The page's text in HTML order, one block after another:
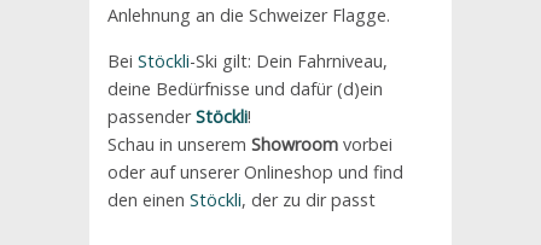
Anlehnung an die Schweizer Flagge.
Bei Stöckli-Ski gilt: Dein Fahrniveau,
deine Bedürfnisse und dafür (d)ein
passenderStöckli!
Schau in unserem Showroom vorbei
oder auf unserer Onlineshop und find
den einen Stöckli, der zu dir passt